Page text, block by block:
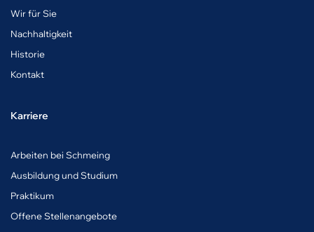
Wir für Sie
Nachhaltigkeit
Historie
Kontakt
Karriere
Arbeiten bei Schmeing
Ausbildung und Studium
Praktikum
Offene Stellenangebote